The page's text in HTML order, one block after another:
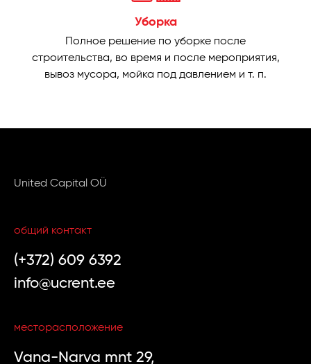
Уборка
Полное решение по уборке после
строительства, во время и после мероприятия,
вывоз мусора, мойка под давлением и т. п.
United Capital OÜ
общий контакт
(+372) 609 6392
info@ucrent.ee
месторасположение
Vana-Narva mnt 29,